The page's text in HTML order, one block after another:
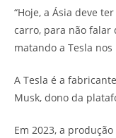
“Hoje, a Ásia deve
carro, para não falar
matando a Tesla
A Tesla é a
Musk, dono da
Em 2023, a